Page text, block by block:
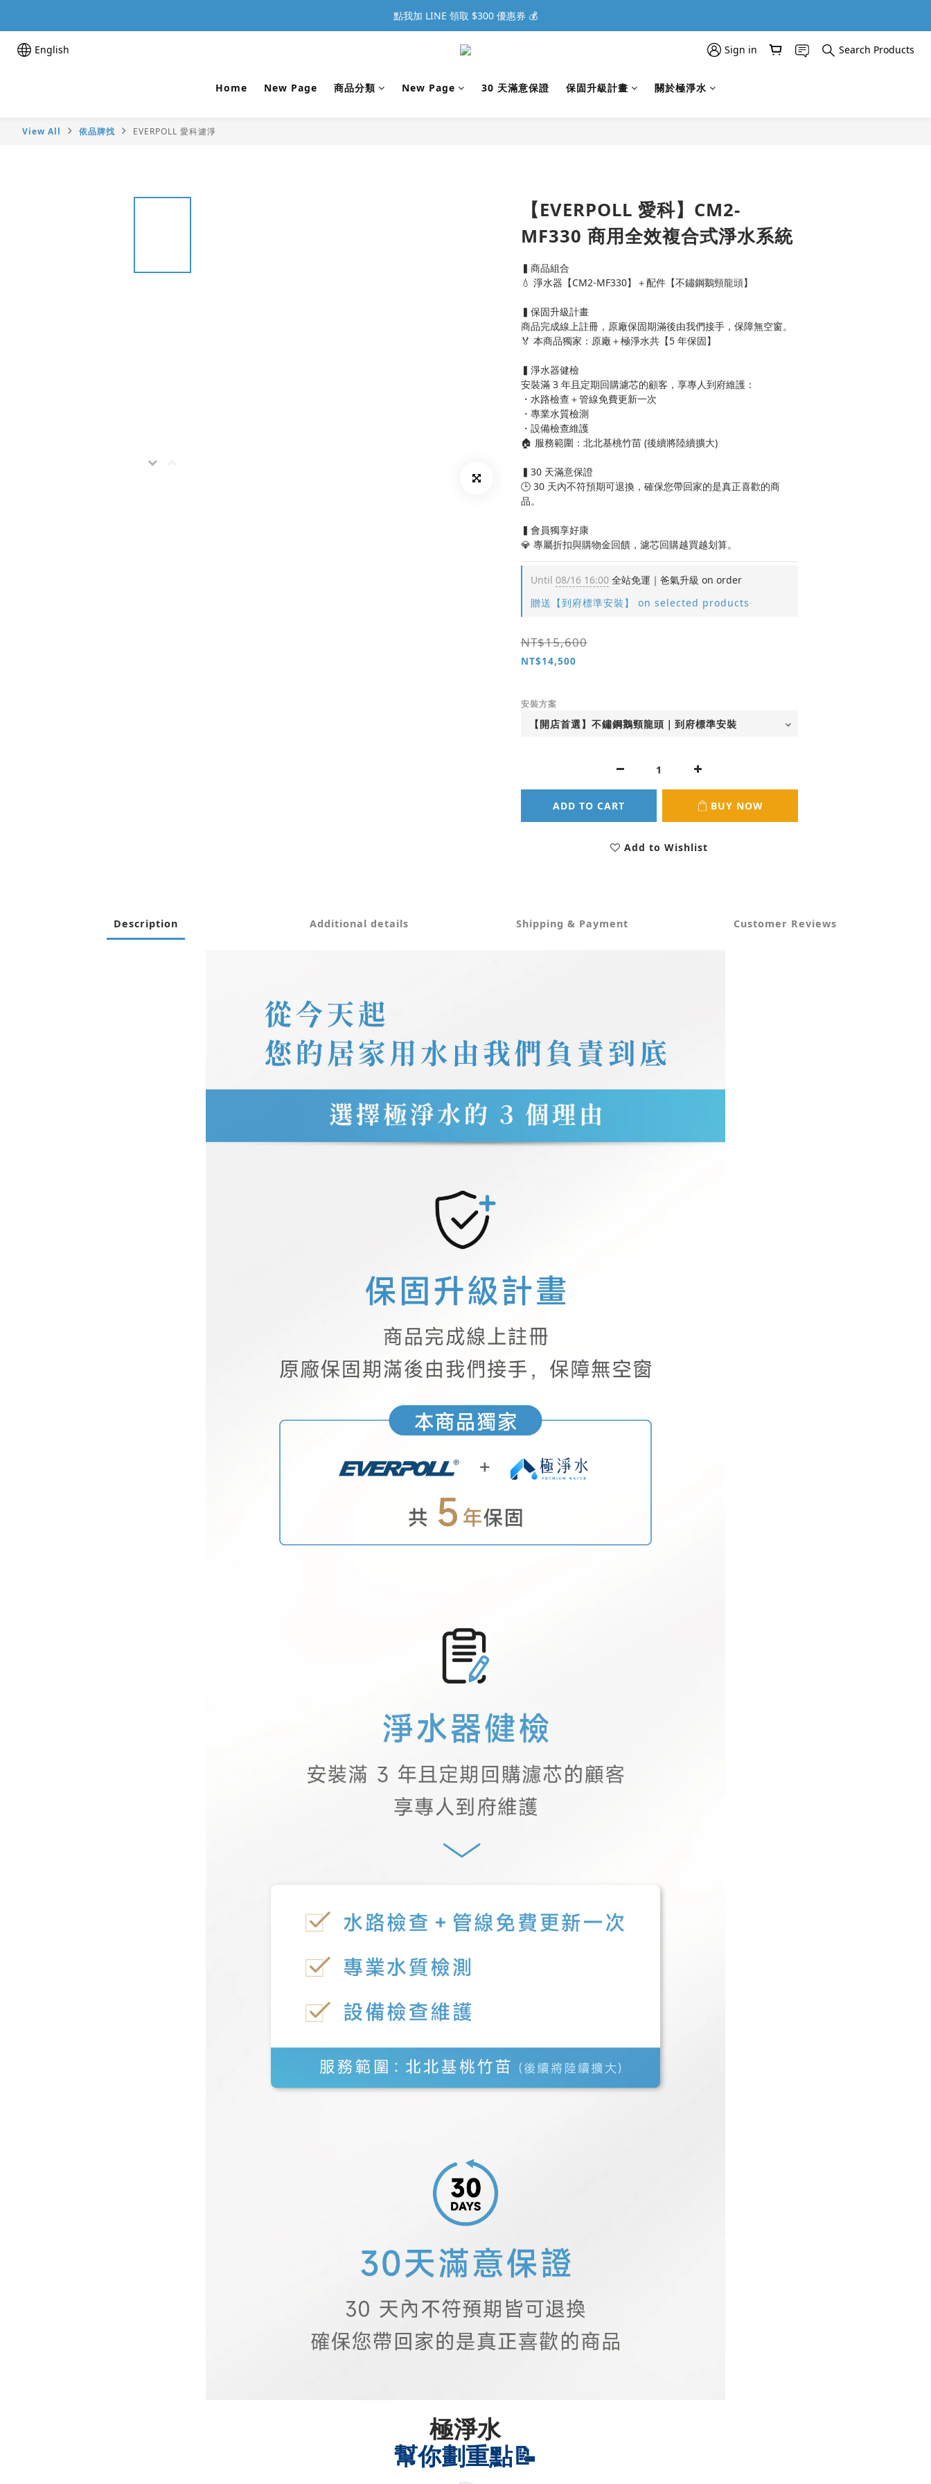
點我加 LINE 領取 $300 優惠券 💰
English Sign in Search Products
Home New Page 商品分類 New Page 30 天滿意保證 保固升級計畫 關於極淨水
View All 依品牌找 EVERPOLL 愛科濾淨
【EVERPOLL 愛科】CM2-
MF330 商用全效複合式淨水系統
▍商品組合
💧 淨水器【CM2-MF330】＋配件【不鏽鋼鵝頸龍頭】
▍保固升級計畫
商品完成線上註冊，原廠保固期滿後由我們接手，保障無空窗。
🏅 本商品獨家：原廠＋極淨水共【5 年保固】
▍淨水器健檢
安裝滿 3 年且定期回購濾芯的顧客，享專人到府維護：
・水路檢查＋管線免費更新一次
・專業水質檢測
・設備檢查維護
🏠 服務範圍：北北基桃竹苗 (後續將陸續擴大)
▍30 天滿意保證
🕒 30 天內不符預期可退換，確保您帶回家的是真正喜歡的商
品。
▍會員獨享好康
💎 專屬折扣與購物金回饋，濾芯回購越買越划算。
Until 08/16 16:00全站免運｜爸氣升級 on order
贈送【到府標準安裝】 on selected products
NT$15,600
NT$14,500
安裝方案
ADD TO CART BUY NOW
Add to Wishlist
Description Additional details Shipping & Payment Customer Reviews
極淨水
幫你劃重點📝